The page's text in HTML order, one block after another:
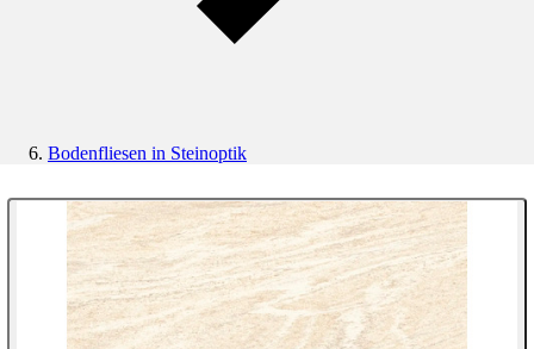
Bodenfliesen in Steinoptik